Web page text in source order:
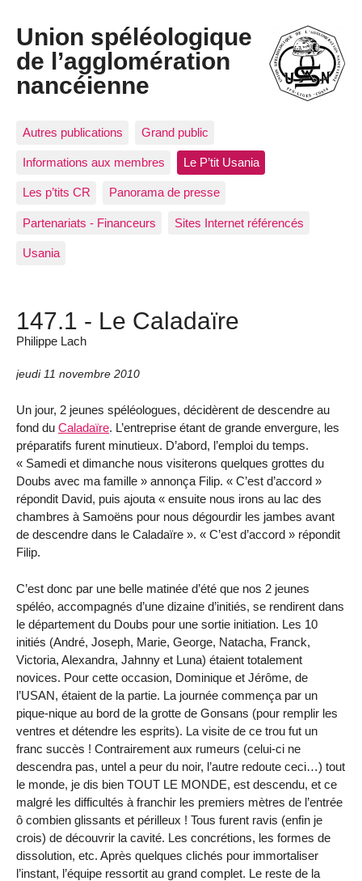
Union spéléologique
de l’agglomération
nancéienne
Autres publications Grand public
Informations aux membres Le P’tit Usania
Les p’tits CR Panorama de presse
Partenariats - Financeurs Sites Internet référencés
Usania
147.1 - Le Caladaïre
Philippe Lach
jeudi 11 novembre 2010
Un jour, 2 jeunes spéléologues, décidèrent de descendre au
fond du Caladaïre. L’entreprise étant de grande envergure, les
préparatifs furent minutieux. D’abord, l’emploi du temps.
« Samedi et dimanche nous visiterons quelques grottes du
Doubs avec ma famille » annonça Filip. « C’est d’accord »
répondit David, puis ajouta « ensuite nous irons au lac des
chambres à Samoëns pour nous dégourdir les jambes avant
de descendre dans le Caladaïre ». « C’est d’accord » répondit
Filip.
C’est donc par une belle matinée d’été que nos 2 jeunes
spéléo, accompagnés d’une dizaine d’initiés, se rendirent dans
le département du Doubs pour une sortie initiation. Les 10
initiés (André, Joseph, Marie, George, Natacha, Franck,
Victoria, Alexandra, Jahnny et Luna) étaient totalement
novices. Pour cette occasion, Dominique et Jérôme, de
l’USAN, étaient de la partie. La journée commença par un
pique-nique au bord de la grotte de Gonsans (pour remplir les
ventres et détendre les esprits). La visite de ce trou fut un
franc succès ! Contrairement aux rumeurs (celui-ci ne
descendra pas, untel a peur du noir, l’autre redoute ceci…) tout
le monde, je dis bien TOUT LE MONDE, est descendu, et ce
malgré les difficultés à franchir les premiers mètres de l’entrée
ô combien glissants et périlleux ! Tous furent ravis (enfin je
crois) de découvrir la cavité. Les concrétions, les formes de
dissolution, etc. Après quelques clichés pour immortaliser
l’instant, l’équipe ressortit au grand complet. Le reste de la